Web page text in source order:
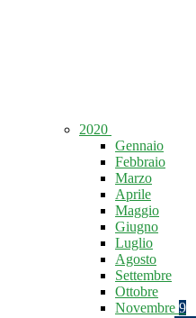
2020
Gennaio
Febbraio
Marzo
Aprile
Maggio
Giugno
Luglio
Agosto
Settembre
Ottobre
Novembre 9